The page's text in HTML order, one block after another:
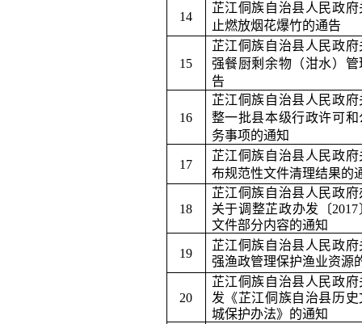
14
芷江侗族自治县人民政府
止燃放烟花爆竹的通告
15
芷江侗族自治县人民政府
强餐厨剩余物（泔水）管
告
16
芷江侗族自治县人民政府
整一批县本级行政许可和
务事项的通知
17
芷江侗族自治县人民政府
布规范性文件清理结果的
18
芷江侗族自治县人民政府
关于调整芷政办发〔2017
文件部分内容的通知
19
芷江侗族自治县人民政府
强渔政管理保护渔业资源
20
芷江侗族自治县人民政府
发《芷江侗族自治县历史
城保护办法》的通知